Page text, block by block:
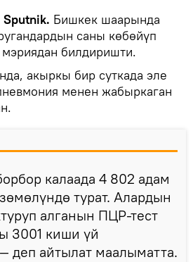
Бишкек шаарында
саны көбөйүп
мэриядан билдиришти.
акыркы бир суткада эле
менен жабыркаган
калаада 4 802 адам
турат. Алардын
алганын ПЦР-тест
3001 киши үй
деп айтылат маалыматта.